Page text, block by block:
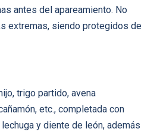
antes del apareamiento. No
extremas, siendo protegidos de
trigo partido, avena
etc., completada con
y diente de león, además